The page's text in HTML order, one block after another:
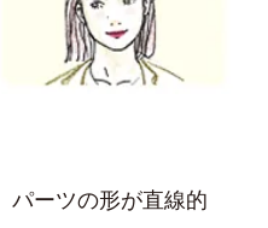
パーツの形が直線的